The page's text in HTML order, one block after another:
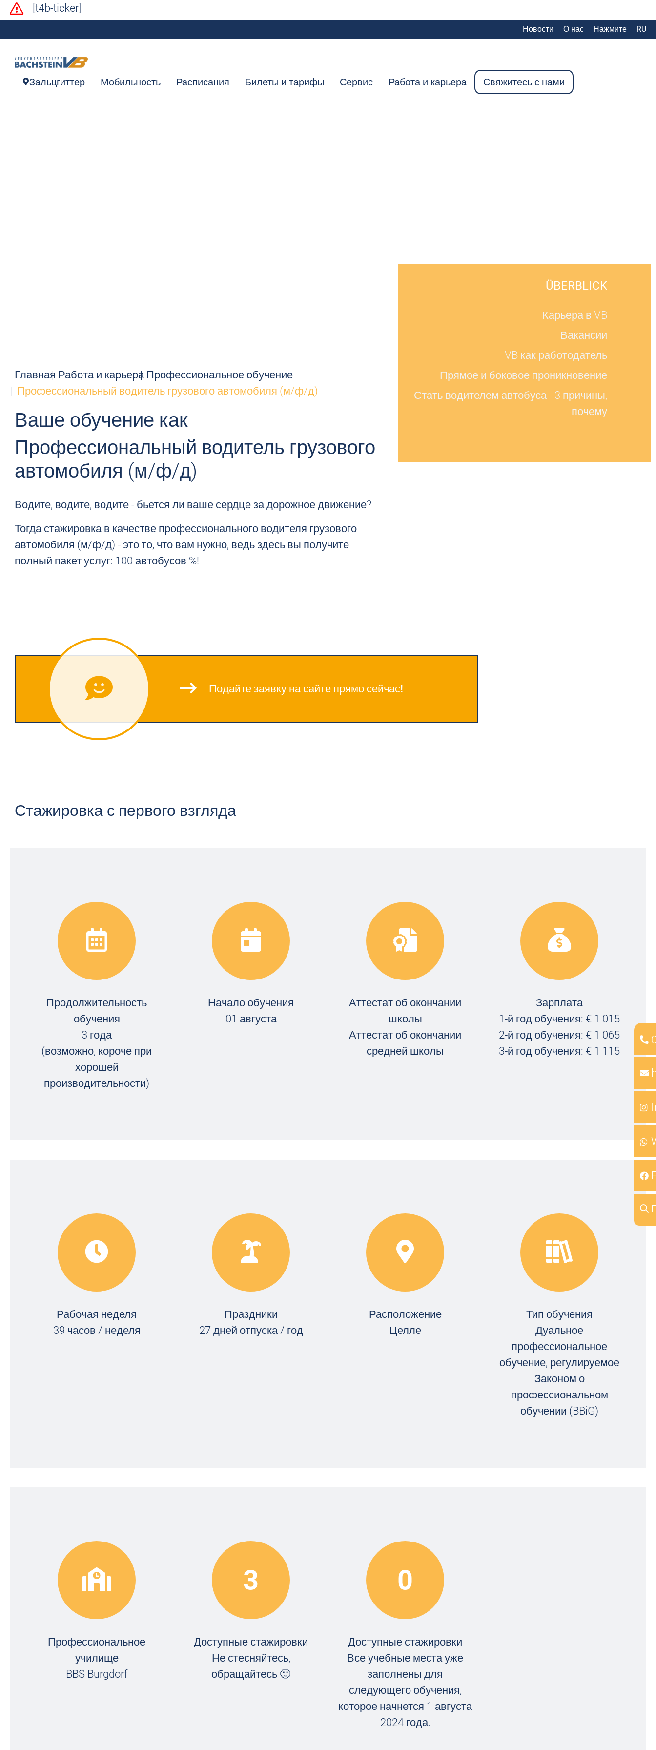
[t4b-ticker]
Новости О нас Нажмите RU
Зальцгиттер Мобильность Расписания Билеты и тарифы Сервис Работа и карьера Свяжитесь с нами
ÜBERBLICK
Карьера в VB
Вакансии
VB как работодатель
Прямое и боковое проникновение
Стать водителем автобуса - 3 причины,
почему
Главная Работа и карьера Профессиональное обучение
Профессиональный водитель грузового автомобиля (м/ф/д)
Ваше обучение как
Профессиональный водитель грузового
автомобиля (м/ф/д)
Водите, водите, водите - бьется ли ваше сердце за дорожное движение?
Тогда стажировка в качестве профессионального водителя грузового
автомобиля (м/ф/д) - это то, что вам нужно, ведь здесь вы получите
полный пакет услуг: 100 автобусов %!
Подайте заявку на сайте прямо сейчас!
Стажировка с первого взгляда
Продолжительность
обучения
3 года
(возможно, короче при
хорошей
производительности)
Начало обучения
01 августа
Аттестат об окончании
школы
Аттестат об окончании
средней школы
Зарплата
1-й год обучения: € 1 015
2-й год обучения: € 1 065
3-й год обучения: € 1 115
Рабочая неделя
39 часов / неделя
Праздники
27 дней отпуска / год
Расположение
Целле
Тип обучения
Дуальное
профессиональное
обучение, регулируемое
Законом о
профессиональном
обучении (BBiG)
Профессиональное
училище
BBS Burgdorf
3
Доступные стажировки
Не стесняйтесь,
обращайтесь 🙂
0
Доступные стажировки
Все учебные места уже
заполнены для
следующего обучения,
которое начнется 1 августа
2024 года.